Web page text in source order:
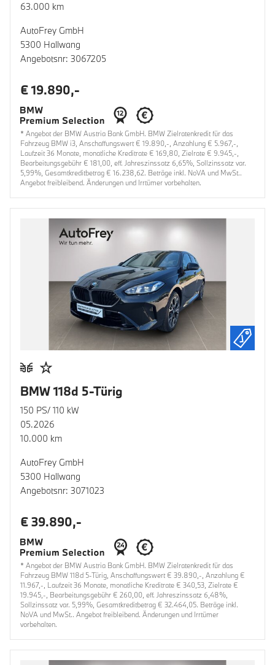
63.000 km
AutoFrey GmbH
5300 Hallwang
Angebotsnr: 3067205
€ 19.890,-
* Angebot der BMW Austria Bank GmbH. BMW Zielratenkredit für das
Fahrzeug BMW i3, Anschaffungswert € 19.890,-, Anzahlung € 5.967,-,
Laufzeit 36 Monate, monatliche Kreditrate € 169,80, Zielrate € 9.945,-,
Bearbeitungsgebühr € 181,00, eff. Jahreszinssatz 6,65%, Sollzinssatz var.
5,99%, Gesamtkreditbetrag € 16.238,62. Beträge inkl. NoVA und MwSt..
Angebot freibleibend. Änderungen und Irrtümer vorbehalten.
BMW 118d 5-Türig
150 PS/ 110 kW
05.2026
10.000 km
AutoFrey GmbH
5300 Hallwang
Angebotsnr: 3071023
€ 39.890,-
* Angebot der BMW Austria Bank GmbH. BMW Zielratenkredit für das
Fahrzeug BMW 118d 5-Türig, Anschaffungswert € 39.890,-, Anzahlung €
11.967,-, Laufzeit 36 Monate, monatliche Kreditrate € 340,53, Zielrate €
19.945,-, Bearbeitungsgebühr € 260,00, eff. Jahreszinssatz 6,48%,
Sollzinssatz var. 5,99%, Gesamtkreditbetrag € 32.464,05. Beträge inkl.
NoVA und MwSt.. Angebot freibleibend. Änderungen und Irrtümer
vorbehalten.